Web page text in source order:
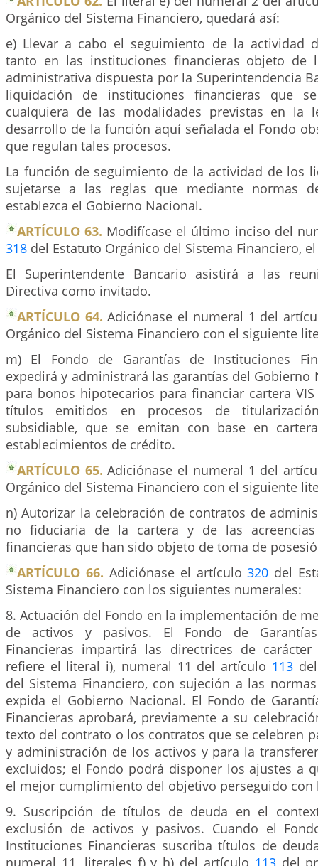
Orgánico del Sistema Financiero, quedará así:
e) Llevar a cabo el seguimiento de la actividad
tanto en las instituciones financieras objeto de
administrativa dispuesta por la Superintendencia
liquidación de instituciones financieras que
cualquiera de las modalidades previstas en la
desarrollo de la función aquí señalada el Fondo
que regulan tales procesos.
La función de seguimiento de la actividad de los
sujetarse a las reglas que mediante normas
establezca el Gobierno Nacional.
ARTÍCULO 63. Modifícase el último inciso del
318 del Estatuto Orgánico del Sistema Financiero,
El Superintendente Bancario asistirá a las
Directiva como invitado.
ARTÍCULO 64. Adiciónase el numeral 1 del
Orgánico del Sistema Financiero con el siguiente
m) El Fondo de Garantías de Instituciones
expedirá y administrará las garantías del Gobierno
para bonos hipotecarios para financiar cartera
títulos emitidos en procesos de
subsidiable, que se emitan con base en
establecimientos de crédito.
ARTÍCULO 65. Adiciónase el numeral 1 del
Orgánico del Sistema Financiero con el siguiente
n) Autorizar la celebración de contratos de
no fiduciaria de la cartera y de las
financieras que han sido objeto de toma de
ARTÍCULO 66. Adiciónase el artículo320 del
Sistema Financiero con los siguientes numerales:
8. Actuación del Fondo en la implementación de
de activos y pasivos. El Fondo de
Financieras impartirá las directrices de
refiere el literal i), numeral 11 del artículo 113del
del Sistema Financiero, con sujeción a las
expida el Gobierno Nacional. El Fondo de
Financieras aprobará, previamente a su
texto del contrato o los contratos que se celebren
y administración de los activos y para la
excluidos; el Fondo podrá disponer los ajustes a
el mejor cumplimiento del objetivo perseguido con
9. Suscripción de títulos de deuda en el
exclusión de activos y pasivos. Cuando el
Instituciones Financieras suscriba títulos de
numeral 11, literales f) y h) del artículo 113del